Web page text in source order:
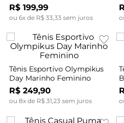
R$ 199,99
ou 6x de R$ 33 33 sem juros
Tênis Esportivo Olympikus
Day Marinho Feminino
R$ 249,90
ou 8x de R$ 31,23 sem juros